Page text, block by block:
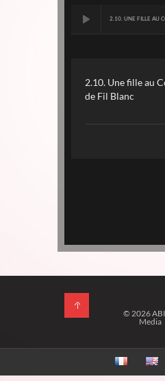
2.10. UNE FILLE AU
2.10. Une fille au
de Fil Blanc
© 2026
Media